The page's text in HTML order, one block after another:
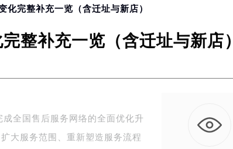
约）
）
预约）
前预约）
化完整补充一览（含迁址与新店）
整补充一览（含迁址与新店）
成全国售后服务网络的全面优化升
大服务范围、重新塑造服务流程